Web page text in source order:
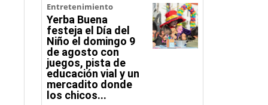
Entretenimiento
Yerba Buena
festeja el Día del
Niño el domingo 9
de agosto con
juegos, pista de
educación vial y un
mercadito donde
los chicos...